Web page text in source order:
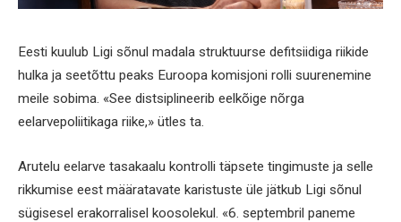
Eesti kuulub Ligi sõnul madala struktuurse defitsiidiga riikide
hulka ja seetõttu peaks Euroopa komisjoni rolli suurenemine
meile sobima. «See distsiplineerib eelkõige nõrga
eelarvepoliitikaga riike,» ütles ta.
Arutelu eelarve tasakaalu kontrolli täpsete tingimuste ja selle
rikkumise eest määratavate karistuste üle jätkub Ligi sõnul
sügisesel erakorralisel koosolekul. «6. septembril paneme